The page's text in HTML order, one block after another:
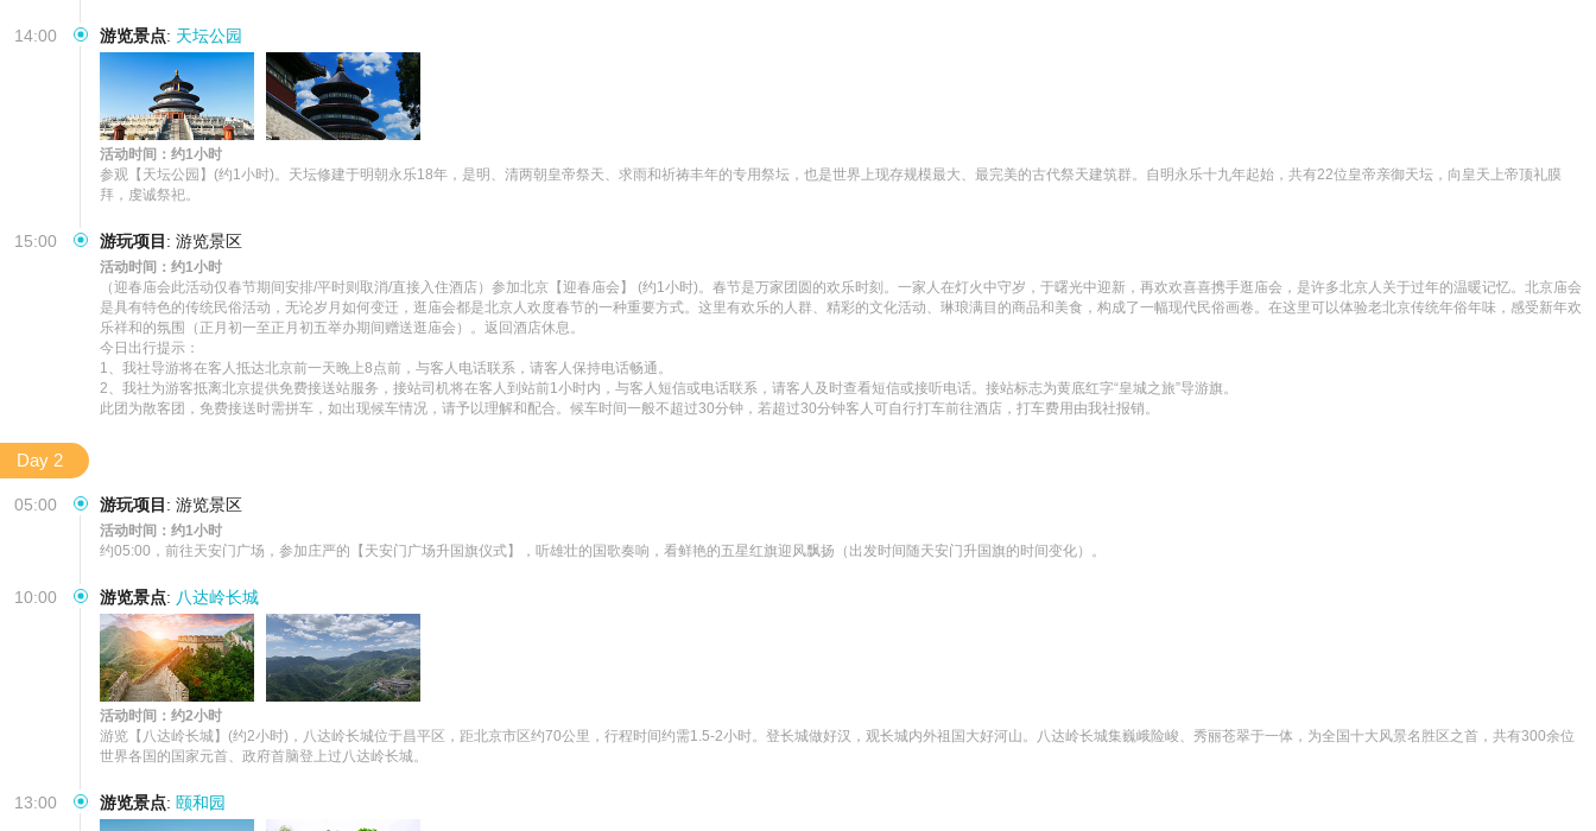
14:00 游览景点: 天坛公园
活动时间：约1小时
参观【天坛公园】(约1小时)。天坛修建于明朝永乐18年，是明、清两朝皇帝祭天、求雨和祈祷丰年的专用祭坛，也是世界上现存规模最大、最完美的古代祭天建筑群。自明永乐十九年起始，共有22位皇帝亲御天坛，向皇天上帝顶礼膜
拜，虔诚祭祀。
15:00 游玩项目 : 游览景区
活动时间：约1小时
（迎春庙会此活动仅春节期间安排/平时则取消/直接入住酒店）参加北京【迎春庙会】 (约1小时)。春节是万家团圆的欢乐时刻。一家人在灯火中守岁，于曙光中迎新，再欢欢喜喜携手逛庙会，是许多北京人关于过年的温暖记忆。北京庙会
是具有特色的传统民俗活动，无论岁月如何变迁，逛庙会都是北京人欢度春节的一种重要方式。这里有欢乐的人群、精彩的文化活动、琳琅满目的商品和美食，构成了一幅现代民俗画卷。在这里可以体验老北京传统年俗年味，感受新年欢
乐祥和的氛围（正月初一至正月初五举办期间赠送逛庙会）。返回酒店休息。
今日出行提示：
1、我社导游将在客人抵达北京前一天晚上8点前，与客人电话联系，请客人保持电话畅通。
2、我社为游客抵离北京提供免费接送站服务，接站司机将在客人到站前1小时内，与客人短信或电话联系，请客人及时查看短信或接听电话。接站标志为黄底红字“皇城之旅”导游旗。
此团为散客团，免费接送时需拼车，如出现候车情况，请予以理解和配合。候车时间一般不超过30分钟，若超过30分钟客人可自行打车前往酒店，打车费用由我社报销。
Day 2
05:00 游玩项目 : 游览景区
活动时间：约1小时
约05:00，前往天安门广场，参加庄严的【天安门广场升国旗仪式】，听雄壮的国歌奏响，看鲜艳的五星红旗迎风飘扬（出发时间随天安门升国旗的时间变化）。
10:00 游览景点: 八达岭长城
活动时间：约2小时
游览【八达岭长城】(约2小时)，八达岭长城位于昌平区，距北京市区约70公里，行程时间约需1.5-2小时。登长城做好汉，观长城内外祖国大好河山。八达岭长城集巍峨险峻、秀丽苍翠于一体，为全国十大风景名胜区之首，共有300余位
世界各国的国家元首、政府首脑登上过八达岭长城。
13:00 游览景点: 颐和园